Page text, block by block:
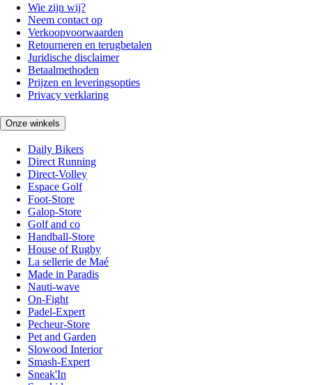
Wie zijn wij?
Neem contact op
Verkoopvoorwaarden
Retourneren en terugbetalen
Juridische disclaimer
Betaalmethoden
Prijzen en leveringsopties
Privacy verklaring
Onze winkels
Daily Bikers
Direct Running
Direct-Volley
Espace Golf
Foot-Store
Galop-Store
Golf and co
Handball-Store
House of Rugby
La sellerie de Maé
Made in Paradis
Nauti-wave
On-Fight
Padel-Expert
Pecheur-Store
Pet and Garden
Slowood Interior
Smash-Expert
Sneak'In